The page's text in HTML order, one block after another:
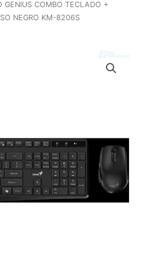
GENIUS COMBO TECLADO +
NEGRO KM-8206S